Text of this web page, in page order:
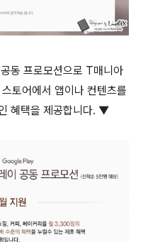
동 프로모션으로 T매니아
토어에서 앱이나 컨텐츠를
혜택을 제공합니다. ▼